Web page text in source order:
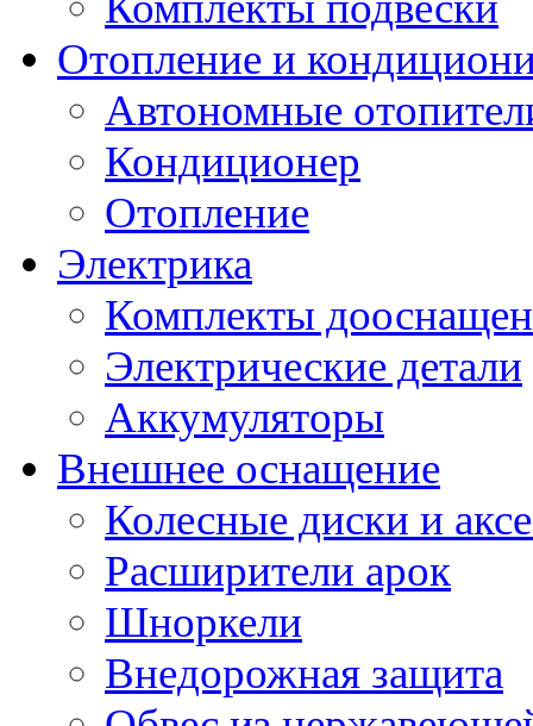
Отопление и
Автономные
Кондиционер
Отопление
Электрика
Комплекты
Электрические детали
Аккумуляторы
Внешнее оснащение
Колесные диски и
Расширители арок
Шноркели
Внедорожная защита